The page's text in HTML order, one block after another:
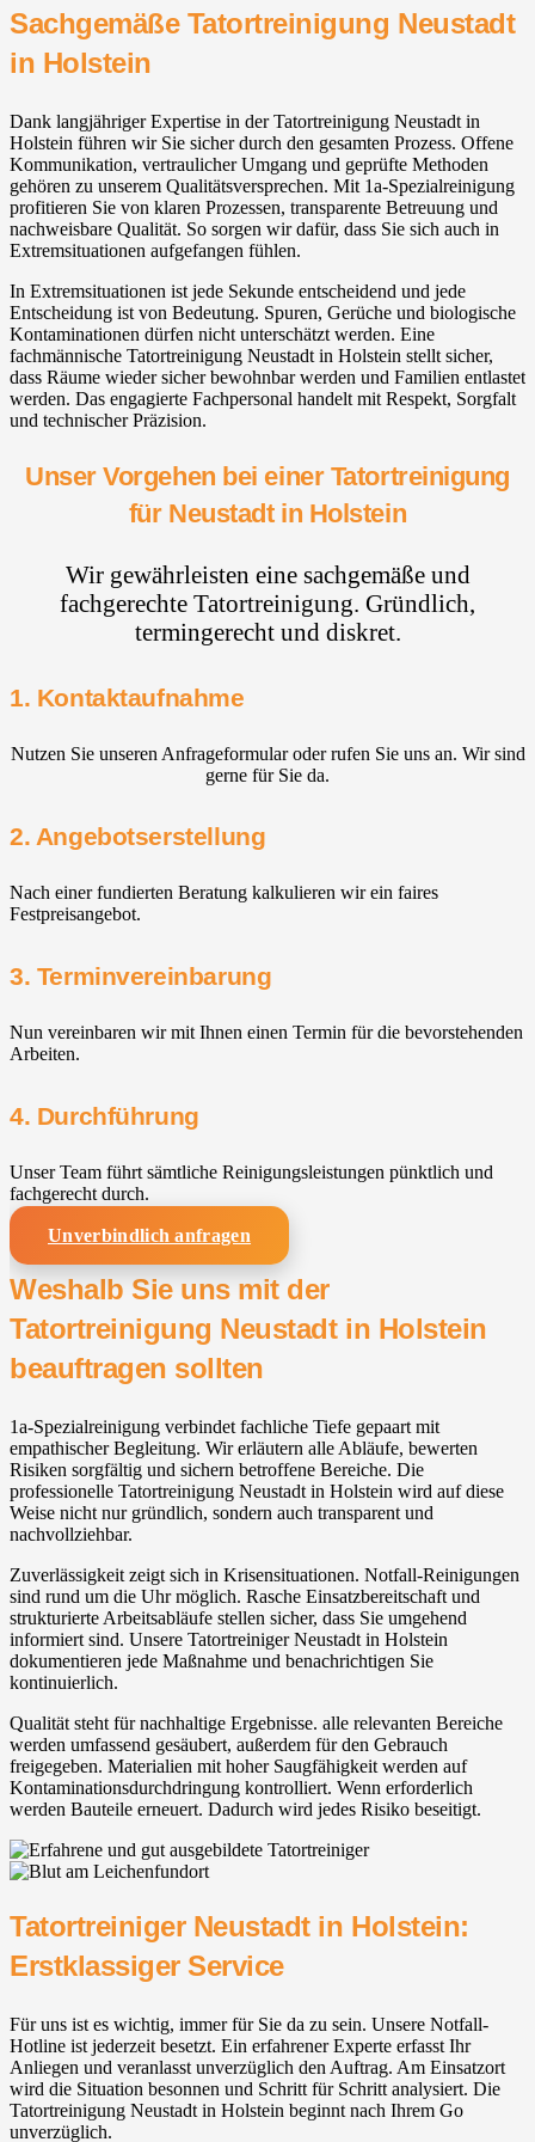
Sachgemäße Tatortreinigung Neustadt
in Holstein
Dank langjähriger Expertise in der Tatortreinigung Neustadt in
Holstein führen wir Sie sicher durch den gesamten Prozess. Offene
Kommunikation, vertraulicher Umgang und geprüfte Methoden
gehören zu unserem Qualitätsversprechen. Mit 1a-Spezialreinigung
profitieren Sie von klaren Prozessen, transparente Betreuung und
nachweisbare Qualität. So sorgen wir dafür, dass Sie sich auch in
Extremsituationen aufgefangen fühlen.
In Extremsituationen ist jede Sekunde entscheidend und jede
Entscheidung ist von Bedeutung. Spuren, Gerüche und biologische
Kontaminationen dürfen nicht unterschätzt werden. Eine
fachmännische Tatortreinigung Neustadt in Holstein stellt sicher,
dass Räume wieder sicher bewohnbar werden und Familien entlastet
werden. Das engagierte Fachpersonal handelt mit Respekt, Sorgfalt
und technischer Präzision.
Unser Vorgehen bei einer Tatortreinigung
für Neustadt in Holstein
Wir gewährleisten eine sachgemäße und
fachgerechte Tatortreinigung. Gründlich,
termingerecht und diskret.
1. Kontaktaufnahme
Nutzen Sie unseren Anfrageformular oder rufen Sie uns an. Wir sind
gerne für Sie da.
2. Angebotserstellung
Nach einer fundierten Beratung kalkulieren wir ein faires
Festpreisangebot.
3. Terminvereinbarung
Nun vereinbaren wir mit Ihnen einen Termin für die bevorstehenden
Arbeiten.
4. Durchführung
Unser Team führt sämtliche Reinigungsleistungen pünktlich und
fachgerecht durch.
Unverbindlich anfragen
Weshalb Sie uns mit der
Tatortreinigung Neustadt in Holstein
beauftragen sollten
1a-Spezialreinigung verbindet fachliche Tiefe gepaart mit
empathischer Begleitung. Wir erläutern alle Abläufe, bewerten
Risiken sorgfältig und sichern betroffene Bereiche. Die
professionelle Tatortreinigung Neustadt in Holstein wird auf diese
Weise nicht nur gründlich, sondern auch transparent und
nachvollziehbar.
Zuverlässigkeit zeigt sich in Krisensituationen. Notfall-Reinigungen
sind rund um die Uhr möglich. Rasche Einsatzbereitschaft und
strukturierte Arbeitsabläufe stellen sicher, dass Sie umgehend
informiert sind. Unsere Tatortreiniger Neustadt in Holstein
dokumentieren jede Maßnahme und benachrichtigen Sie
kontinuierlich.
Qualität steht für nachhaltige Ergebnisse. alle relevanten Bereiche
werden umfassend gesäubert, außerdem für den Gebrauch
freigegeben. Materialien mit hoher Saugfähigkeit werden auf
Kontaminationsdurchdringung kontrolliert. Wenn erforderlich
werden Bauteile erneuert. Dadurch wird jedes Risiko beseitigt.
Tatortreiniger Neustadt in Holstein:
Erstklassiger Service
Für uns ist es wichtig, immer für Sie da zu sein. Unsere Notfall-
Hotline ist jederzeit besetzt. Ein erfahrener Experte erfasst Ihr
Anliegen und veranlasst unverzüglich den Auftrag. Am Einsatzort
wird die Situation besonnen und Schritt für Schritt analysiert. Die
Tatortreinigung Neustadt in Holstein beginnt nach Ihrem Go
unverzüglich.